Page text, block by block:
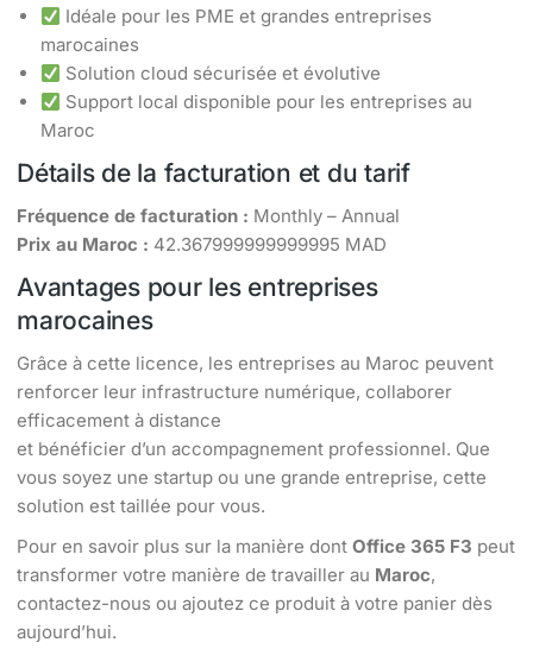
Idéale pour les PME et grandes entreprises
marocaines
Solution cloud sécurisée et évolutive
Support local disponible pour les entreprises au
Maroc
Détails de la facturation et du tarif
Fréquence de facturation : Monthly – Annual
Prix au Maroc : 42.367999999999995 MAD
Avantages pour les entreprises
marocaines
Grâce à cette licence, les entreprises au Maroc peuvent
renforcer leur infrastructure numérique, collaborer
efficacement à distance
et bénéficier d’un accompagnement professionnel. Que
vous soyez une startup ou une grande entreprise, cette
solution est taillée pour vous.
Pour en savoir plus sur la manière dont Office 365 F3 peut
transformer votre manière de travailler au Maroc,
contactez-nous ou ajoutez ce produit à votre panier dès
aujourd’hui.